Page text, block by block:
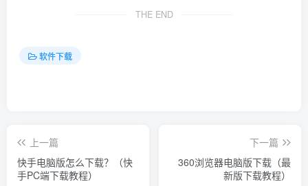
THE END
软件下载
上一篇
快手电脑版怎么下载？（快
手PC端下载教程）
下一篇
360浏览器电脑版下载（最
新版下载教程）